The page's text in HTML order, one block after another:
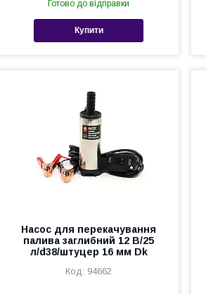
Готово до відправки
Купити
Насос для перекачування
палива заглибний 12 В/25
л/d38/штуцер 16 мм Dk
94662